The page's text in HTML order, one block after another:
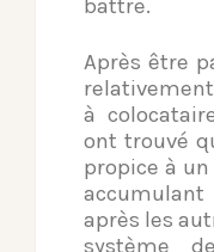
battre.
Après être
à
ont trouvé
propice à
après les
système